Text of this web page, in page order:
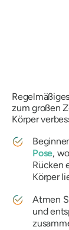
zum großen
Körper
Pose,
Rücken
Körper
Atmen
und